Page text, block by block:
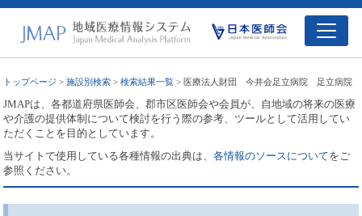
トップページ >施設別検索 >検索結果一覧 > 医療法人財団 今井会足立病院 足立病院
JMAPは、各都道府県医師会、郡市区医師会や会員が、自地域の将来の医療
や介護の提供体制について検討を行う際の参考、ツールとして活用してい
ただくことを目的としています。
当サイトで使用している各種情報の出典は、各情報のソースについてをご
参照ください。